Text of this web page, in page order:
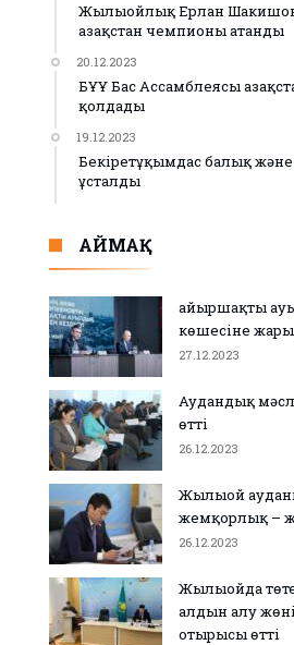
Жылыойлық Ерлан Шакишов
Қазақстан чемпионы атанды
20.12.2023
БҰҰ Бас Ассамблеясы
қолдады
19.12.2023
Бекіретұқымдас балық
ұсталды
АЙМАҚ
Қайыршақты
көшесіне
27.12.2023
Аудандық
өтті
26.12.2023
Жылыой
жемқорлық –
26.12.2023
Жылыойда
алдын алу
отырысы өтті